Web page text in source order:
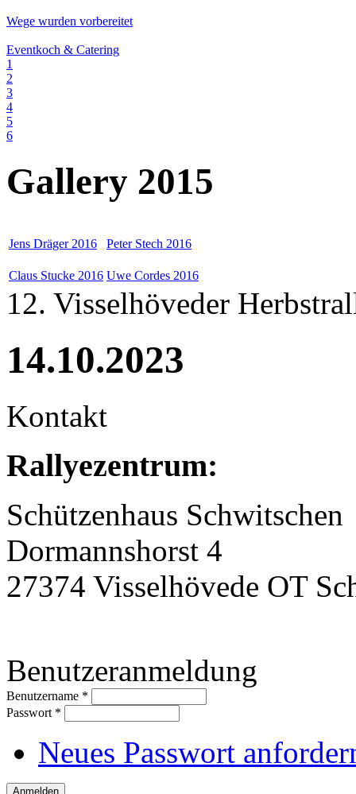
Wege wurden vorbereitet
Eventkoch & Catering
1
2
3
4
5
6
Gallery 2015
Jens Dräger 2016 Peter Stech 2016
Claus Stucke 2016 Uwe Cordes 2016
12. Visselhöveder
14.10.2023
Kontakt
Rallyezentrum:
Schützenhaus Schwitschen
Dormannshorst 4
27374 Visselhövede OT
Benutzeranmeldung
Benutzername *
Passwort *
Neues Passwort